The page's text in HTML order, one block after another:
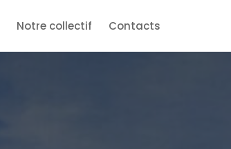
Notre collectif Contacts